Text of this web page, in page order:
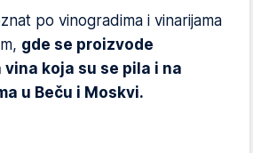
po vinogradima i vinarijama
gde se proizvode
koja su se pila i na
u Beču i Moskvi.